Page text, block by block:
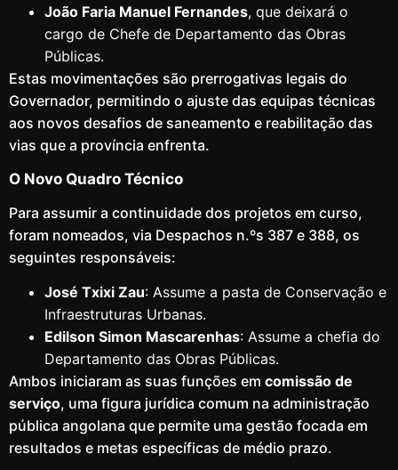
João Faria Manuel Fernandes, que deixará o
cargo de Chefe de Departamento das Obras
Públicas.
Estas movimentações são prerrogativas legais do
Governador, permitindo o ajuste das equipas técnicas
aos novos desafios de saneamento e reabilitação das
vias que a província enfrenta.
O Novo Quadro Técnico
Para assumir a continuidade dos projetos em curso,
foram nomeados, via Despachos n.ºs 387 e 388, os
seguintes responsáveis:
José Txixi Zau: Assume a pasta de Conservação e
Infraestruturas Urbanas.
Edilson Simon Mascarenhas: Assume a chefia do
Departamento das Obras Públicas.
Ambos iniciaram as suas funções em comissão de
serviço, uma figura jurídica comum na administração
pública angolana que permite uma gestão focada em
resultados e metas específicas de médio prazo.